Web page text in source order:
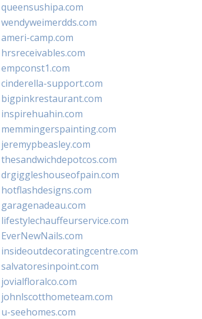
queensushipa.com
wendyweimerdds.com
ameri-camp.com
hrsreceivables.com
empconst1.com
cinderella-support.com
bigpinkrestaurant.com
inspirehuahin.com
memmingerspainting.com
jeremypbeasley.com
thesandwichdepotcos.com
drgiggleshouseofpain.com
hotflashdesigns.com
garagenadeau.com
lifestylechauffeurservice.com
EverNewNails.com
insideoutdecoratingcentre.com
salvatoresinpoint.com
jovialfloralco.com
johnlscotthometeam.com
u-seehomes.com